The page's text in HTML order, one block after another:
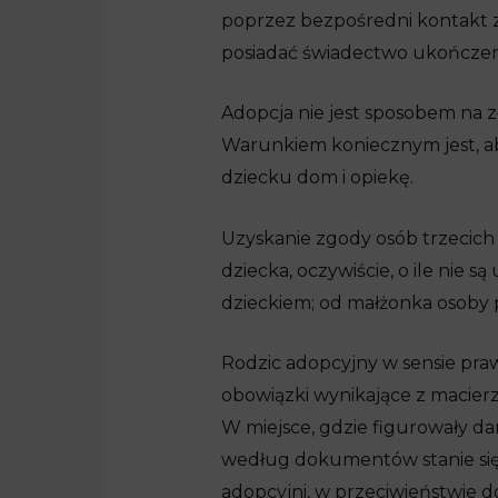
poprzez bezpośredni kontakt
posiadać świadectwo
Adopcja nie jest sposobem na
Warunkiem koniecznym jest,
dziecku dom i opiekę.
Uzyskanie zgody osób
dziecka, oczywiście, o ile nie
dzieckiem; od małżonka osoby
Rodzic adopcyjny w sensie
obowiązki wynikające z
W miejsce, gdzie figurowały
według dokumentów stanie
adopcyjni, w przeciwieństwie